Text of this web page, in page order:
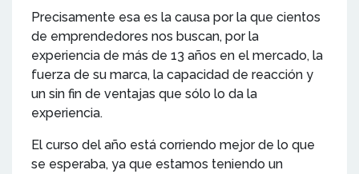
Precisamente esa es la causa por la que cientos
de emprendedores nos buscan, por la
experiencia de más de 13 años en el mercado, la
fuerza de su marca, la capacidad de reacción y
un sin fin de ventajas que sólo lo da la
experiencia.
El curso del año está corriendo mejor de lo que
se esperaba, ya que estamos teniendo un